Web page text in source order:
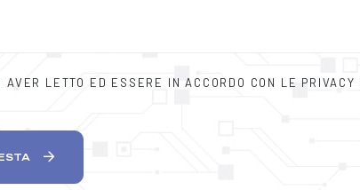
AVER LETTO ED ESSERE IN ACCORDO CON LE PRIVACY